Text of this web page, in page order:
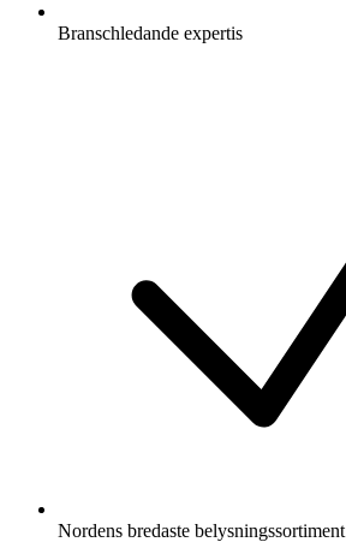
Branschledande expertis
Nordens bredaste belysningssortiment